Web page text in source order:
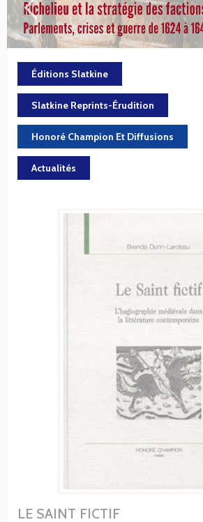
Éditions Slatkine
Slatkine Reprints-Érudition
Honoré Champion Et Diffusions
Actualités
LE SAINT FICTIF